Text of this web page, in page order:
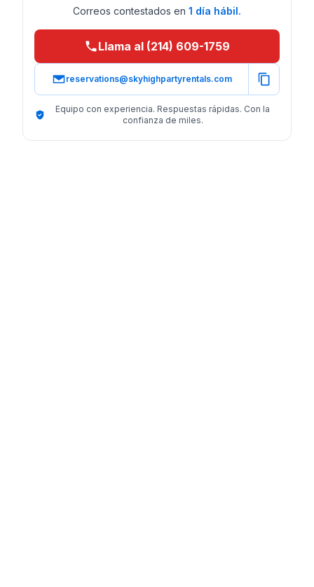
Correos contestados en 1 día hábil.
Llama al (214) 609-1759
reservations@skyhighpartyrentals.com
Equipo con experiencia. Respuestas rápidas. Con la
confianza de miles.